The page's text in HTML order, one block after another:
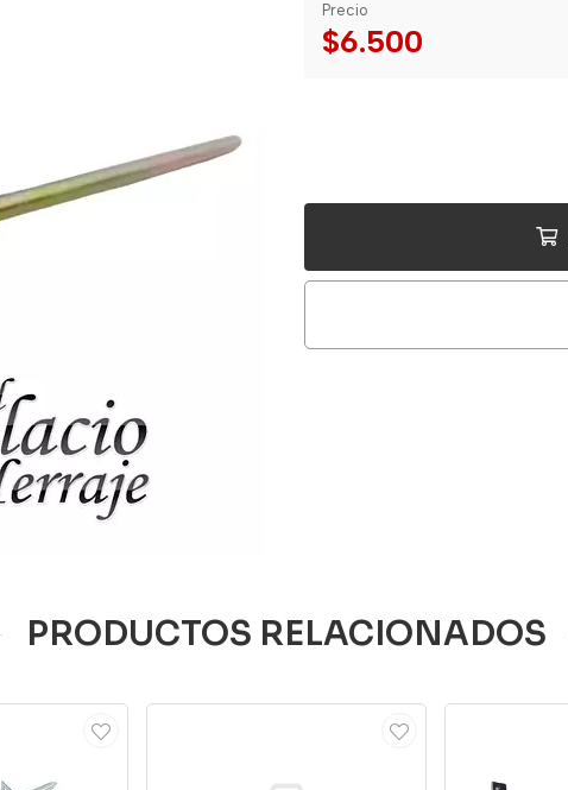
Precio
$6.500
PRODUCTOS RELACIONADOS